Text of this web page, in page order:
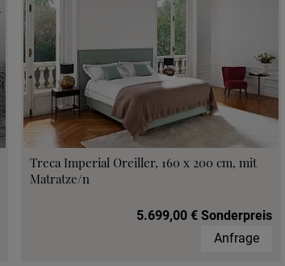
Treca Imperial Oreiller, 160 x 200 cm, mit
Matratze/n
5.699,00 € Sonderpreis
Anfrage